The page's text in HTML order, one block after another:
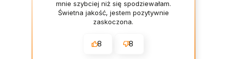
mnie szybciej niż się spodziewałam.
Świetna jakość, jestem pozytywnie
zaskoczona.
8 8